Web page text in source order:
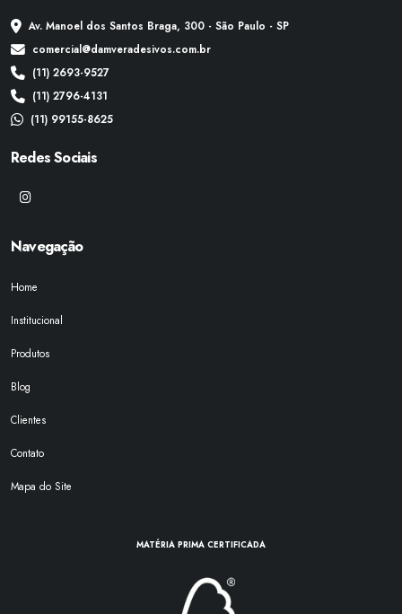
Av. Manoel dos Santos Braga, 300 - São Paulo - SP
comercial@damveradesivos.com.br
(11) 2693-9527
(11) 2796-4131
(11) 99155-8625
Redes Sociais
Navegação
Home
Institucional
Produtos
Blog
Clientes
Contato
Mapa do Site
MATÉRIA PRIMA CERTIFICADA